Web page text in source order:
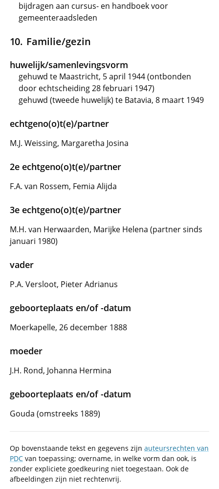
bijdragen aan cursus- en handboek voor
gemeenteraadsleden
Familie/gezin
huwelijk/samenlevingsvorm
gehuwd te Maastricht, 5 april 1944 (ontbonden
door echtscheiding 28 februari 1947)
gehuwd (tweede huwelijk) te Batavia, 8 maart 1949
echtgeno(o)t(e)/partner
M.J. Weissing, Margaretha Josina
2e echtgeno(o)t(e)/partner
F.A. van Rossem, Femia Alijda
3e echtgeno(o)t(e)/partner
M.H. van Herwaarden, Marijke Helena (partner sinds
januari 1980)
vader
P.A. Versloot, Pieter Adrianus
geboorteplaats en/of -datum
Moerkapelle, 26 december 1888
moeder
J.H. Rond, Johanna Hermina
geboorteplaats en/of -datum
Gouda (omstreeks 1889)
Op bovenstaande tekst en gegevens zijn auteursrechten van
PDC van toepassing; overname, in welke vorm dan ook, is
zonder expliciete goedkeuring niet toegestaan. Ook de
afbeeldingen zijn niet rechtenvrij.